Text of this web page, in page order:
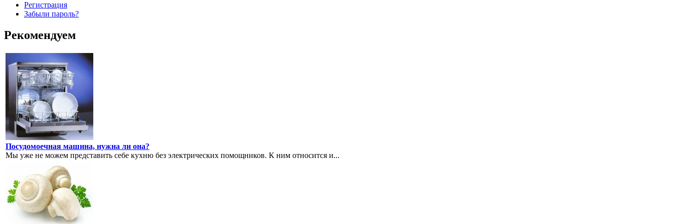
Регистрация
Забыли пароль?
Рекомендуем
Посудомоечная машина, нужна ли она?
Мы уже не можем представить себе кухню без электрических помощников. К ним относится и...